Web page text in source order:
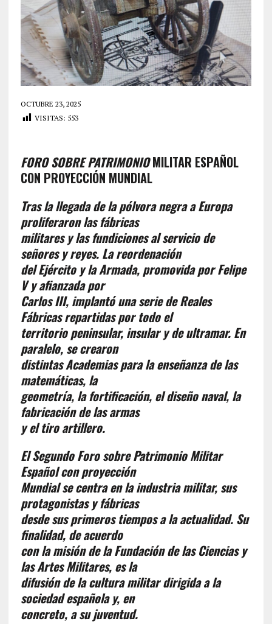
OCTUBRE 23, 2025
VISITAS: 553
FORO SOBRE PATRIMONIOMILITAR ESPAÑOL
CON PROYECCIÓN MUNDIAL
Tras la llegada de la pólvora negra a Europa
proliferaron las fábricas
militares y las fundiciones al servicio de
señores y reyes. La reordenación
del Ejército y la Armada, promovida por Felipe
V y afianzada por
Carlos III, implantó una serie de Reales
Fábricas repartidas por todo el
territorio peninsular, insular y de ultramar. En
paralelo, se crearon
distintas Academias para la enseñanza de las
matemáticas, la
geometría, la fortificación, el diseño naval, la
fabricación de las armas
y el tiro artillero.
El Segundo Foro sobre Patrimonio Militar
Español con proyección
Mundial se centra en la industria militar, sus
protagonistas y fábricas
desde sus primeros tiempos a la actualidad. Su
finalidad, de acuerdo
con la misión de la Fundación de las Ciencias y
las Artes Militares, es la
difusión de la cultura militar dirigida a la
sociedad española y, en
concreto, a su juventud.